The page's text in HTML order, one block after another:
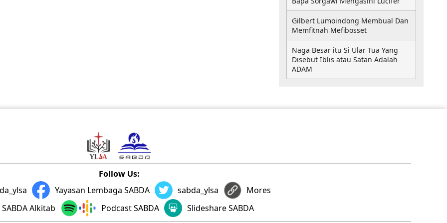
Gilbert Lumoindong Membual Dan
Memfitnah Mefibosset
Naga Besar itu Si Ular Tua Yang
Disebut Iblis atau Satan Adalah
ADAM
Follow Us:
Yayasan Lembaga SABDA sabda_ylsa
Mores
SABDA Alkitab
Podcast SABDA Slideshare SABDA